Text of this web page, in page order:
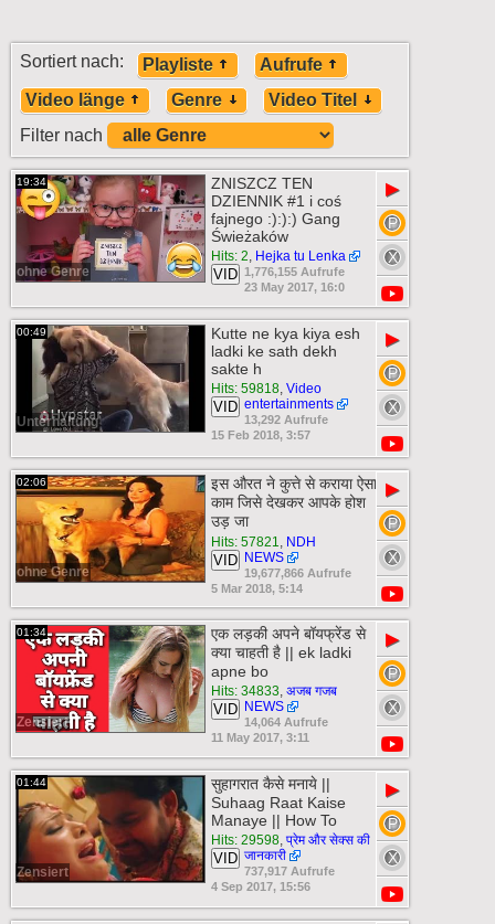
Sortiert nach: Playliste
Aufrufe
Video länge
Genre
Video Titel
Filter nach
19:34
ohne Genre
ZNISZCZ TEN
DZIENNIK #1 i coś
fajnego :):):) Gang
Świeżaków
Hits: 2, Hejka tu Lenka
VID 1,776,155 Aufrufe
23 May 2017, 16:0
▶
00:49
Unterhaltung
Kutte ne kya kiya esh
ladki ke sath dekh
sakte h
Hits: 59818, Video
entertainments
VID
13,292 Aufrufe
15 Feb 2018, 3:57
▶
02:06
ohne Genre
इस औरत ने कुत्ते से कराया ऐसा
काम जिसे देखकर आपके होश
उड़ जा
Hits: 57821, NDH
NEWS
VID
19,677,866 Aufrufe
5 Mar 2018, 5:14
▶
01:34
Zensiert
एक लड़की अपने बॉयफ्रेंड से
क्या चाहती है || ek ladki
apne bo
Hits: 34833, अजब गजब
NEWS
VID
14,064 Aufrufe
11 May 2017, 3:11
▶
01:44
Zensiert
सुहागरात कैसे मनाये ||
Suhaag Raat Kaise
Manaye || How To
Hits: 29598, प्रेम और सेक्स की
जानकारी
VID
737,917 Aufrufe
4 Sep 2017, 15:56
▶